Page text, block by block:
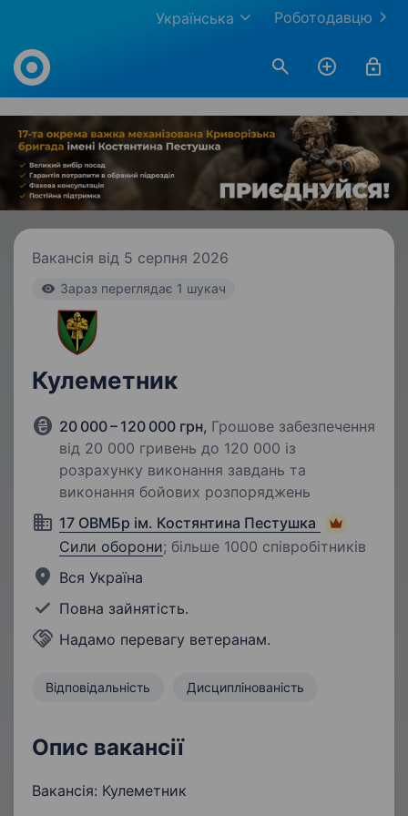
Роботодавцю
Українська
Work.ua
Вакансія від 5 серпня 2026
Зараз переглядає 1 шукач
Кулеметник
20 000 – 120 000 грн, Грошове забезпечення
від 20 000 гривень до 120 000 із
розрахунку виконання завдань та
виконання бойових розпоряджень
17 ОВМБр ім. Костянтина Пестушка
Сили оборони; більше 1000 співробітників
Вся Україна
Повна зайнятість.
Надамо перевагу ветеранам.
Відповідальність Дисциплінованість
Опис вакансії
Вакансія: Кулеметник